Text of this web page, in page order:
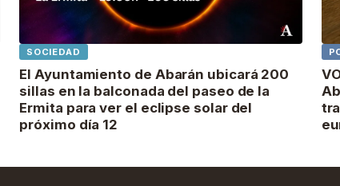
SOCIEDAD
El Ayuntamiento de Abarán ubicará 200
sillas en la balconada del paseo de la
Ermita para ver el eclipse solar del
próximo día 12